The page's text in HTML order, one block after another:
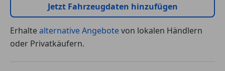
Jetzt Fahrzeugdaten hinzufügen
Erhaltealternative Angebotevon lokalen Händlern
oder Privatkäufern.